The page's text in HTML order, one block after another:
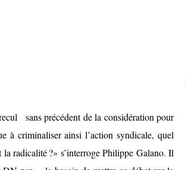
sans précédent de la considération pour
criminaliser ainsi l’action syndicale, quel
radicalité ?» s’interroge Philippe Galano. Il